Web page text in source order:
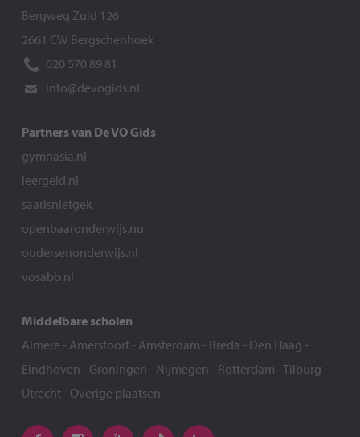
Bergweg Zuid 126
2661 CW Bergschenhoek
020 570 89 81
info@devogids.nl
Partners van De VO Gids
gymnasia.nl
leergeld.nl
saarisnietgek
openbaaronderwijs.nu
oudersenonderwijs.nl
vosabb.nl
Middelbare scholen
Almere - Amersfoort- Amsterdam - Breda - Den Haag -
Eindhoven - Groningen - Nijmegen - Rotterdam -Tilburg -
Utrecht- Overige plaatsen